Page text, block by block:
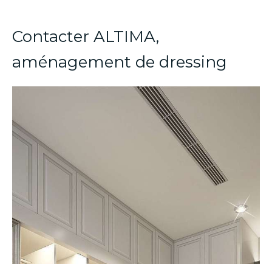
Contacter ALTIMA,
aménagement de dressing